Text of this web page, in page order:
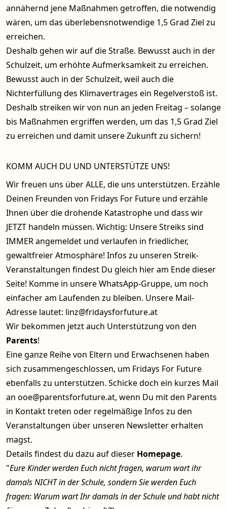
annähernd jene Maßnahmen getroffen, die notwendig
wären, um das überlebensnotwendige 1,5 Grad Ziel zu
erreichen.
Deshalb gehen wir auf die Straße. Bewusst auch in der
Schulzeit, um erhöhte Aufmerksamkeit zu erreichen.
Bewusst auch in der Schulzeit, weil auch die
Nichterfüllung des Klimavertrages ein Regelverstoß ist.
Deshalb streiken wir von nun an jeden Freitag – solange
bis Maßnahmen ergriffen werden, um das 1,5 Grad Ziel
zu erreichen und damit unsere Zukunft zu sichern!
KOMM AUCH DU UND UNTERSTÜTZE UNS!
Wir freuen uns über ALLE, die uns unterstützen. Erzähle
Deinen Freunden von Fridays For Future und erzähle
Ihnen über die drohende Katastrophe und dass wir
JETZT handeln müssen. Wichtig: Unsere Streiks sind
IMMER angemeldet und verlaufen in friedlicher,
gewaltfreier Atmosphäre! Infos zu unseren Streik-
Veranstaltungen findest Du gleich hier am Ende dieser
Seite! Komme in unsere WhatsApp-Gruppe, um noch
einfacher am Laufenden zu bleiben. Unsere Mail-
Adresse lautet: linz@fridaysforfuture.at
Wir bekommen jetzt auch Unterstützung von den
Parents!
Eine ganze Reihe von Eltern und Erwachsenen haben
sich zusammengeschlossen, um Fridays For Future
ebenfalls zu unterstützen. Schicke doch ein kurzes Mail
an ooe@parentsforfuture.at, wenn Du mit den Parents
in Kontakt treten oder regelmäßige Infos zu den
Veranstaltungen über unseren Newsletter erhalten
magst.
Details findest du dazu auf dieser Homepage.
"Eure Kinder werden Euch nicht fragen, warum wart ihr
damals NICHT in der Schule, sondern Sie werden Euch
fragen: Warum wart Ihr damals in der Schule und habt nicht